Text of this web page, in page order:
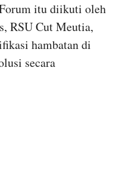
itu diikuti oleh
RSU Cut Meutia,
hambatan di
secara